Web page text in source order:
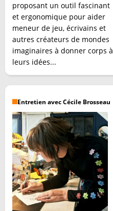
proposant un outil fascinant
et ergonomique pour aider
meneur de jeu, écrivains et
autres créateurs de mondes
imaginaires à donner corps à
leurs idées...
Entretien avec Cécile Brosseau